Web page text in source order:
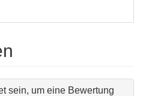
sein, um eine Bewertung